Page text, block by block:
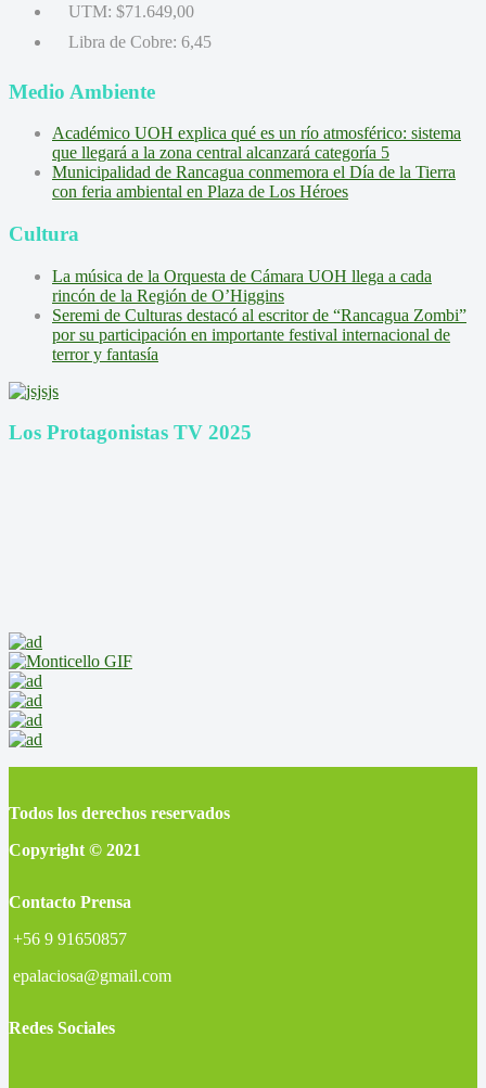
UTM: $71.649,00
Libra de Cobre: 6,45
Medio Ambiente
Académico UOH explica qué es un río atmosférico: sistema
que llegará a la zona central alcanzará categoría 5
Municipalidad de Rancagua conmemora el Día de la Tierra
con feria ambiental en Plaza de Los Héroes
Cultura
La música de la Orquesta de Cámara UOH llega a cada
rincón de la Región de O’Higgins
Seremi de Culturas destacó al escritor de “Rancagua Zombi”
por su participación en importante festival internacional de
terror y fantasía
Los Protagonistas TV 2025
Todos los derechos reservados
Copyright © 2021
Contacto Prensa
+56 9 91650857
epalaciosa@gmail.com
Redes Sociales